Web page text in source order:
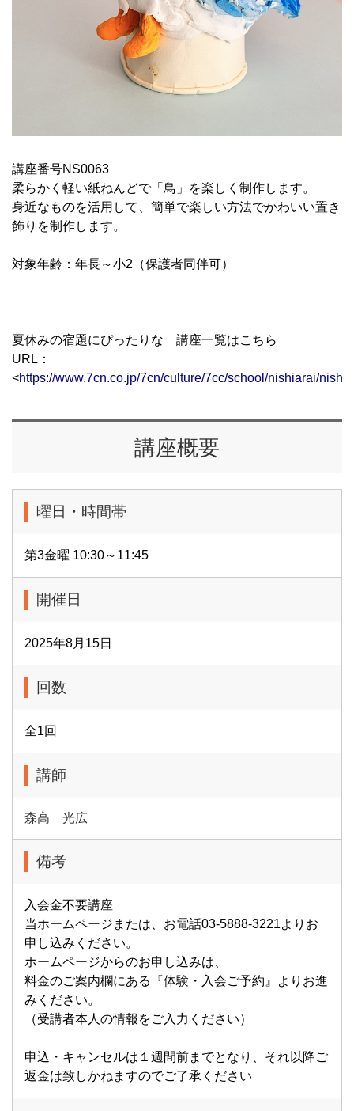
講座番号NS0063
柔らかく軽い紙ねんどで「鳥」を楽しく制作します。
身近なものを活用して、簡単で楽しい方法でかわいい置き
飾りを制作します。
対象年齢：年長～小2（保護者同伴可）
夏休みの宿題にぴったりな 講座一覧はこちら
URL：
<https://www.7cn.co.jp/7cn/culture/7cc/school/nishiarai/
講座概要
曜日・時間帯
第3金曜 10:30～11:45
開催日
2025年8月15日
回数
全1回
講師
森高 光広
備考
入会金不要講座
当ホームページまたは、お電話03-5888-3221よりお
申し込みください。
ホームページからのお申し込みは、
料金のご案内欄にある『体験・入会ご予約』よりお進
みください。
（受講者本人の情報をご入力ください）
申込・キャンセルは１週間前までとなり、それ以降ご
返金は致しかねますのでご了承ください